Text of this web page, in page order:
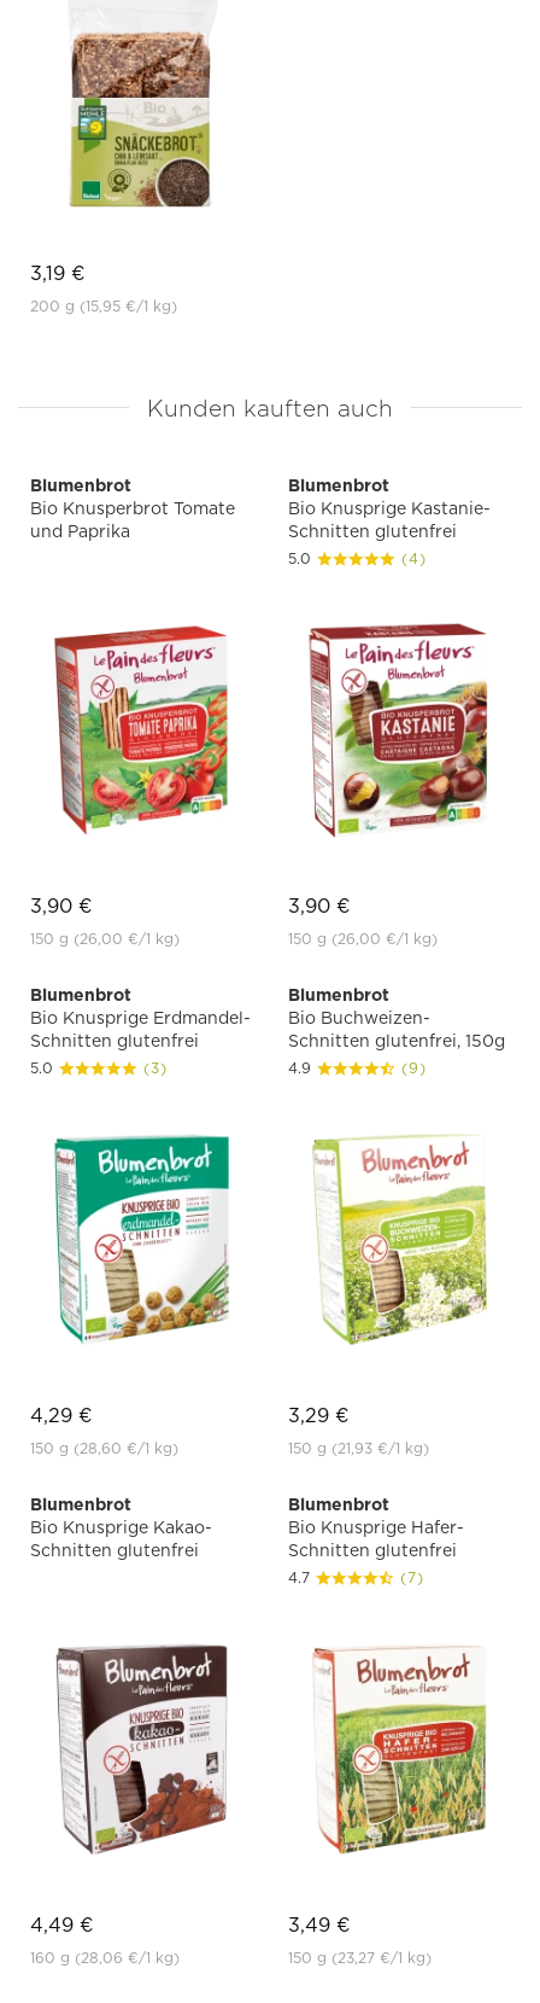
3,19 €
200 g (15,95 €/1 kg)
Kunden kauften auch
Blumenbrot
Bio Knusperbrot Tomate
und Paprika
3,90 €
150 g (26,00 €/1 kg)
Blumenbrot
Bio Knusprige Kastanie-
Schnitten glutenfrei
5.0 (4)
3,90 €
150 g (26,00 €/1 kg)
Blumenbrot
Bio Knusprige Erdmandel-
Schnitten glutenfrei
5.0 (3)
4,29 €
150 g (28,60 €/1 kg)
Blumenbrot
Bio Buchweizen-
Schnitten glutenfrei, 150g
4.9 (9)
3,29 €
150 g (21,93 €/1 kg)
Blumenbrot
Bio Knusprige Kakao-
Schnitten glutenfrei
4,49 €
160 g (28,06 €/1 kg)
Blumenbrot
Bio Knusprige Hafer-
Schnitten glutenfrei
4.7 (7)
3,49 €
150 g (23,27 €/1 kg)